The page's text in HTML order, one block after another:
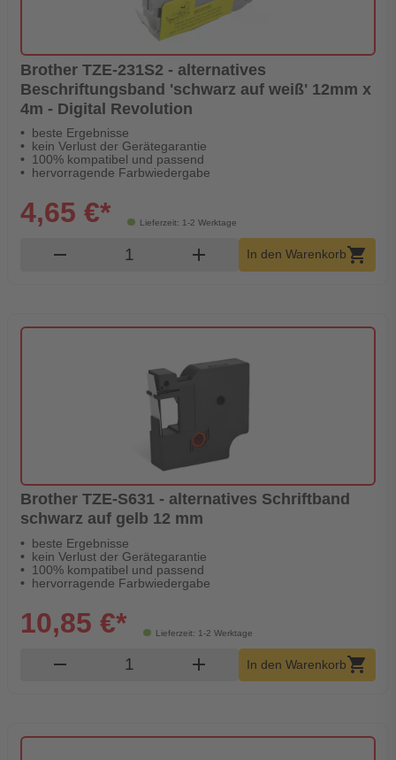
Brother TZE-231S2 - alternatives
Beschriftungsband 'schwarz auf weiß' 12mm x
4m - Digital Revolution
beste Ergebnisse
kein Verlust der Gerätegarantie
100% kompatibel und passend
hervorragende Farbwiedergabe
Lieferzeit: 1-2 Werktage
4,65 €*
remove Produkt Warenkorb Menge
add In den Warenkorbshopping_cart
Brother TZE-S631 - alternatives Schriftband
schwarz auf gelb 12 mm
beste Ergebnisse
kein Verlust der Gerätegarantie
100% kompatibel und passend
hervorragende Farbwiedergabe
Lieferzeit: 1-2 Werktage
10,85 €*
remove Produkt Warenkorb Menge
add In den Warenkorbshopping_cart